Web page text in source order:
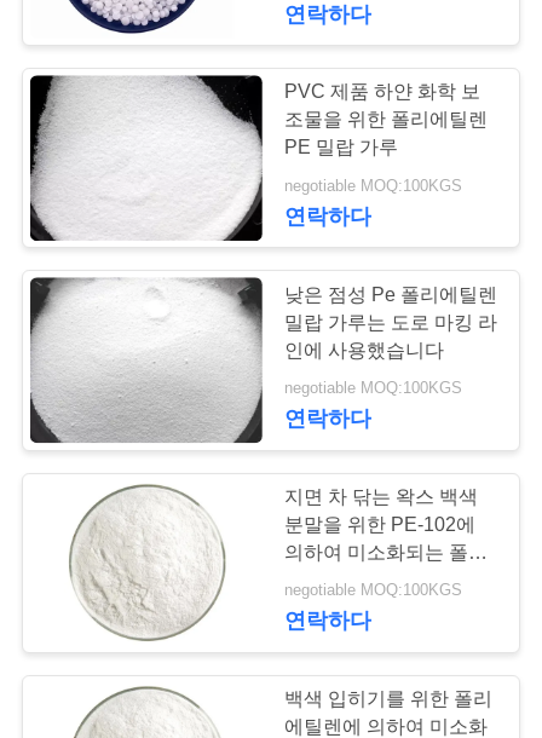
관
연
락
주
세
요
인
요
연락하다
PVC 제품 하얀 화학 보
조물을 위한 폴리에틸렌
PE 밀랍 가루
negotiable MOQ:100KGS
연락하다
낮은 점성 Pe 폴리에틸렌
밀랍 가루는 도로 마킹 라
인에 사용했습니다
negotiable MOQ:100KGS
연락하다
지면 차 닦는 왁스 백색
분말을 위한 PE-102에
의하여 미소화되는 폴리
에틸렌 왁스
negotiable MOQ:100KGS
연락하다
백색 입히기를 위한 폴리
에틸렌에 의하여 미소화